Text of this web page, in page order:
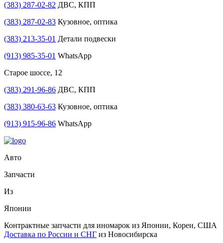
(383) 287-02-82 ДВС, КПП
(383) 287-02-83 Кузовное, оптика
(383) 213-35-01 Детали подвески
(913) 985-35-01 WhatsApp
Старое шоссе, 12
(383) 291-96-86 ДВС, КПП
(383) 380-63-63 Кузовное, оптика
(913) 915-96-86 WhatsApp
Авто
Запчасти
Из
Японии
Контрактные запчасти для иномарок из Японии, Кореи, США
Доставка по России и СНГ из Новосибирска